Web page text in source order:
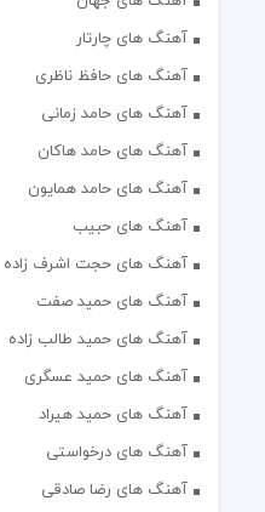
آهنگ های چارتار
آهنگ های حافظ ناظری
آهنگ های حامد زمانی
آهنگ های حامد هاکان
آهنگ های حامد همایون
آهنگ های حبیب
آهنگ های حجت اشرف زاده
آهنگ های حمید صفت
آهنگ های حمید طالب زاده
آهنگ های حمید عسگری
آهنگ های حمید هیراد
آهنگ های درخواستی
آهنگ های رضا صادقی